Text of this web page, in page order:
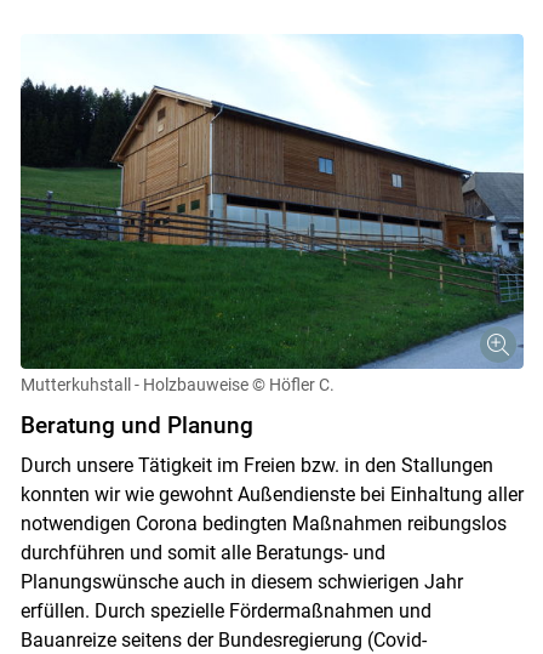
Mutterkuhstall - Holzbauweise © Höfler C.
Beratung und Planung
Durch unsere Tätigkeit im Freien bzw. in den Stallungen
konnten wir wie gewohnt Außendienste bei Einhaltung aller
notwendigen Corona bedingten Maßnahmen reibungslos
durchführen und somit alle Beratungs- und
Planungswünsche auch in diesem schwierigen Jahr
erfüllen. Durch spezielle Fördermaßnahmen und
Bauanreize seitens der Bundesregierung (Covid-